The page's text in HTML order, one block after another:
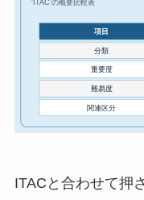
ITACと合わせて押